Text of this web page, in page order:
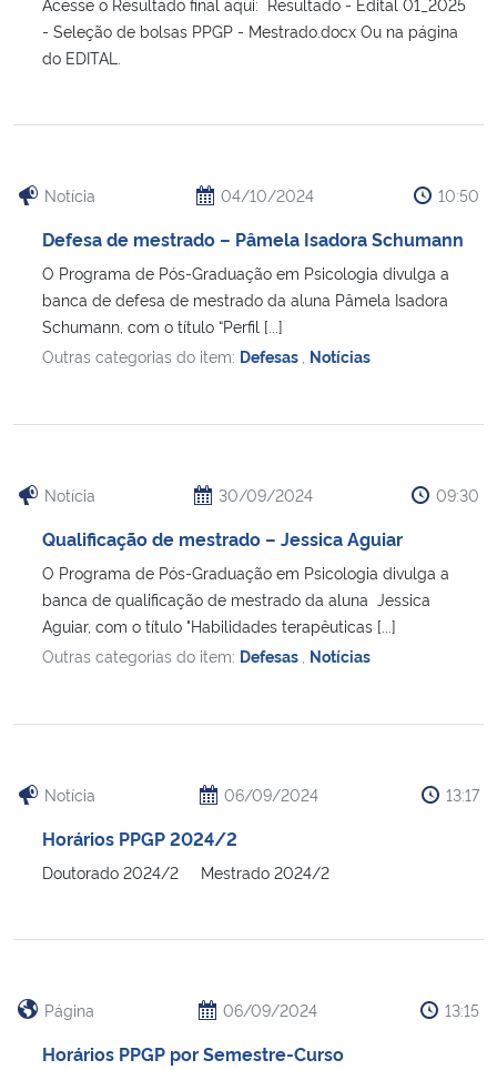
- Seleção de bolsas PPGP - Mestrado.docx Ou na página
do EDITAL.
Notícia 04/10/2024 10:50
Defesa de mestrado – Pâmela Isadora Schumann
O Programa de Pós-Graduação em Psicologia divulga a
banca de defesa de mestrado da aluna Pâmela Isadora
Schumann, com o título “Perfil [...]
Outras categorias do item: Defesas Notícias
Notícia 30/09/2024 09:30
Qualificação de mestrado – Jessica Aguiar
O Programa de Pós-Graduação em Psicologia divulga a
banca de qualificação de mestrado da aluna Jessica
Aguiar, com o título "Habilidades terapêuticas [...]
Outras categorias do item: Defesas Notícias
Notícia 06/09/2024 13:17
Horários PPGP 2024/2
Doutorado 2024/2 Mestrado 2024/2
Página 06/09/2024 13:15
Horários PPGP por Semestre-Curso